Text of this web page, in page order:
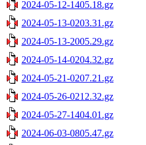
2024-05-12-1405.18.gz
2024-05-13-0203.31.gz
2024-05-13-2005.29.gz
2024-05-14-0204.32.gz
2024-05-21-0207.21.gz
2024-05-26-0212.32.gz
2024-05-27-1404.01.gz
2024-06-03-0805.47.gz